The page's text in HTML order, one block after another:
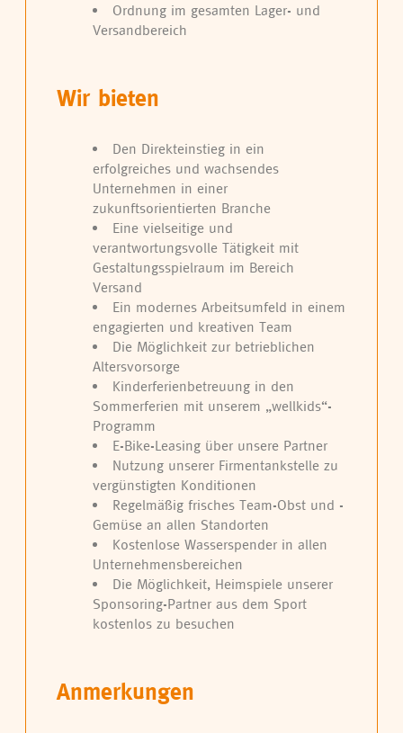
Ordnung im gesamten Lager- und
Versandbereich
Wir bieten
Den Direkteinstieg in ein
erfolgreiches und wachsendes
Unternehmen in einer
zukunftsorientierten Branche
Eine vielseitige und
verantwortungsvolle Tätigkeit mit
Gestaltungsspielraum im Bereich
Versand
Ein modernes Arbeitsumfeld in einem
engagierten und kreativen Team
Die Möglichkeit zur betrieblichen
Altersvorsorge
Kinderferienbetreuung in den
Sommerferien mit unserem „wellkids“-
Programm
E-Bike-Leasing über unsere Partner
Nutzung unserer Firmentankstelle zu
vergünstigten Konditionen
Regelmäßig frisches Team-Obst und -
Gemüse an allen Standorten
Kostenlose Wasserspender in allen
Unternehmensbereichen
Die Möglichkeit, Heimspiele unserer
Sponsoring-Partner aus dem Sport
kostenlos zu besuchen
Anmerkungen